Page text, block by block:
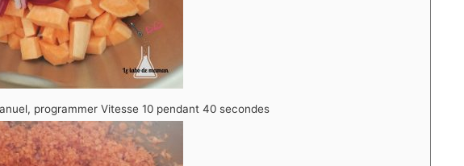
programmer Vitesse 10 pendant 40 secondes